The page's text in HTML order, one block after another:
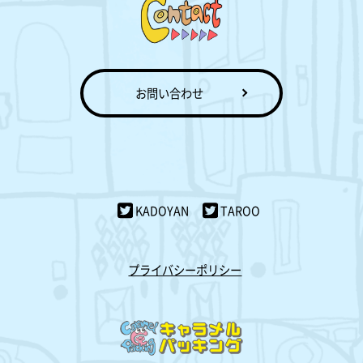
お問い合わせ
KADOYAN TAROO
プライバシーポリシー